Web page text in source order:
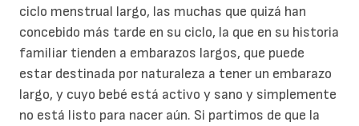
ciclo menstrual largo, las muchas que quizá han
concebido más tarde en su ciclo, la que en su historia
familiar tienden a embarazos largos, que puede
estar destinada por naturaleza a tener un embarazo
largo, y cuyo bebé está activo y sano y simplemente
no está listo para nacer aún. Si partimos de que la